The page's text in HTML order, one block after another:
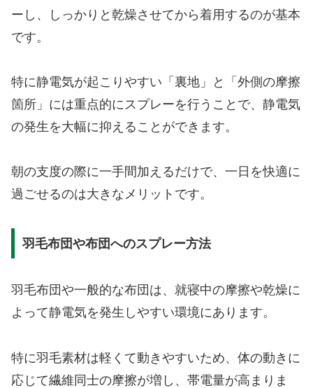
ーし、しっかりと乾燥させてから着用するのが基本
です。
特に静電気が起こりやすい「裏地」と「外側の摩擦
箇所」には重点的にスプレーを行うことで、静電気
の発生を大幅に抑えることができます。
朝の支度の際に一手間加えるだけで、一日を快適に
過ごせるのは大きなメリットです。
羽毛布団や布団へのスプレー方法
羽毛布団や一般的な布団は、就寝中の摩擦や乾燥に
よって静電気を発生しやすい環境にあります。
特に羽毛素材は軽くて動きやすいため、体の動きに
応じて繊維同士の摩擦が増し、帯電量が高まりま